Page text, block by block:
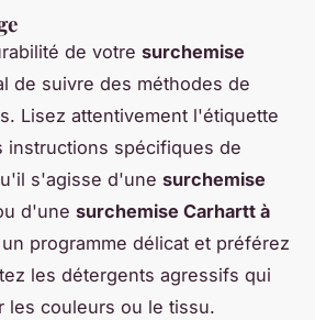
de votre surchemise
de suivre des méthodes de
. Lisez attentivement l'étiquette
instructions spécifiques de
s'agisse d'une surchemise
d'une surchemise Carhartt à
programme délicat et préférez
les détergents agressifs qui
les couleurs ou le tissu.